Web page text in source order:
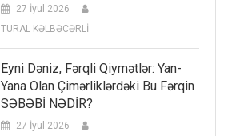
27 İyul 2026
TURAL KƏLBƏCƏRLİ
Eyni Dəniz, Fərqli Qiymətlər: Yan-
Yana Olan Çimərliklərdəki Bu Fərqin
SƏBƏBİ NƏDİR?
27 İyul 2026